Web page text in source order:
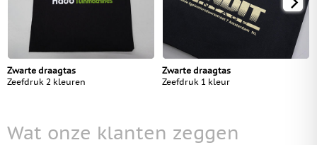
Wat onze klanten zeggen
Zwarte draagtas
Zeefdruk 2 kleuren
Zwarte draagtas
Zeefdruk 1 kleur